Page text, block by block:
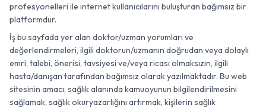
profesyonelleri ile internet kullanıcılarını buluşturan bağımsız bir
platformdur.
İş bu sayfada yer alan doktor/uzman yorumları ve
değerlendirmeleri, ilgili doktorun/uzmanın doğrudan veya dolaylı
emri, talebi, önerisi, tavsiyesi ve/veya ricası olmaksızın, ilgili
hasta/danışan tarafından bağımsız olarak yazılmaktadır. Bu web
sitesinin amacı, sağlık alanında kamuoyunun bilgilendirilmesini
sağlamak, sağlık okuryazarlığını artırmak, kişilerin sağlık